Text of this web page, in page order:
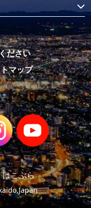
ださい
マップ
こぶら